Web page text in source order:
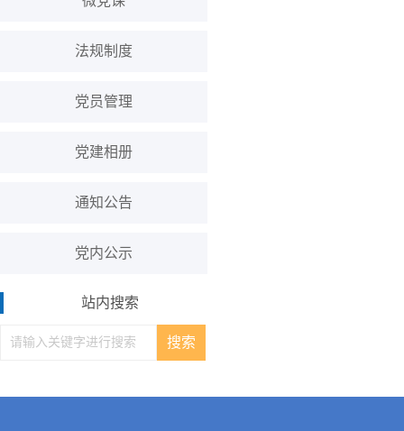
法规制度
党员管理
党建相册
通知公告
党内公示
站内搜索